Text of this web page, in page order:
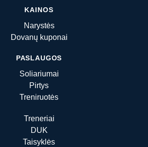
KAINOS
Narystės
Dovanų kuponai
PASLAUGOS
Soliariumai
Pirtys
Treniruotės
Treneriai
DUK
Taisyklės